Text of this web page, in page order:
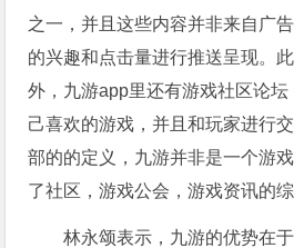
之一，并且这些内容并非来自广
的兴趣和点击量进行推送呈现。
外，九游app里还有游戏社区论
己喜欢的游戏，并且和玩家进行
部的的定义，九游并非是一个游
了社区，游戏公会，游戏资讯的综
林永颂表示，九游的优势在